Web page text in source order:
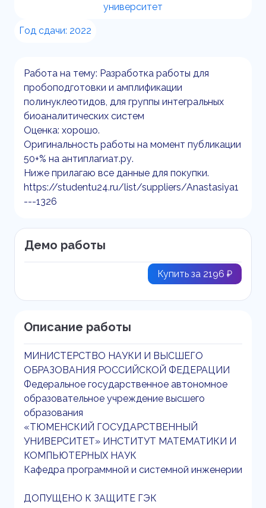
университет
Год сдачи: 2022
Работа на тему: Разработка работы для
пробоподготовки и амплификации
полинуклеотидов, для группы интегральных
биоаналитических систем
Оценка: хорошо.
Оригинальность работы на момент публикации
50+% на антиплагиат.ру.
Ниже прилагаю все данные для покупки.
https://studentu24.ru/list/suppliers/Anastasiya1
---1326
Демо работы
Купить за 2196 ₽
Описание работы
МИНИСТЕРСТВО НАУКИ И ВЫСШЕГО
ОБРАЗОВАНИЯ РОССИЙСКОЙ ФЕДЕРАЦИИ
Федеральное государственное автономное
образовательное учреждение высшего
образования
«ТЮМЕНСКИЙ ГОСУДАРСТВЕННЫЙ
УНИВЕРСИТЕТ» ИНСТИТУТ МАТЕМАТИКИ И
КОМПЬЮТЕРНЫХ НАУК
Кафедра программной и системной инженерии
ДОПУЩЕНО К ЗАЩИТЕ ГЭК